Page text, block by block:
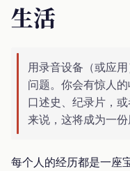
生活
用录音设备（或应
问题。你会有惊人
口述史、纪录片，
来说，这将成为一份
每个人的经历都是一座